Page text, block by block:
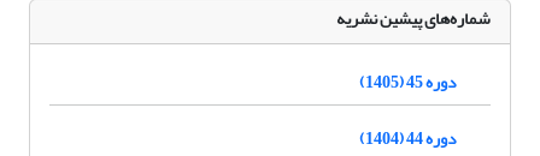
شماره‌های پیشین نشریه
دوره 45 (1405)
دوره 44 (1404)